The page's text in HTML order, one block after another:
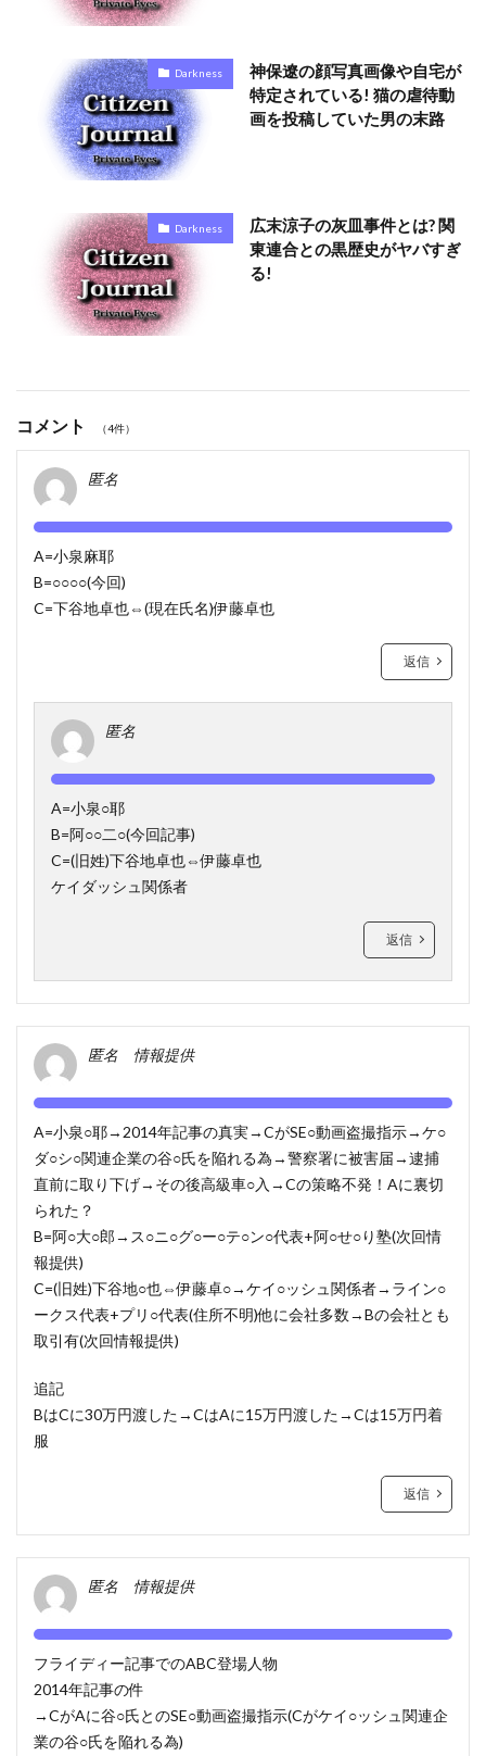
Darkness
神保遼の顔写真画像や自宅が
特定されている! 猫の虐待動
画を投稿していた男の末路
Darkness
広末涼子の灰皿事件とは? 関
東連合との黒歴史がヤバすぎ
る!
コメント （4件）
匿名
A=小泉麻耶
B=○○○○(今回)
C=下谷地卓也⇔(現在氏名)伊藤卓也
返信
匿名
A=小泉○耶
B=阿○○二○(今回記事)
C=(旧姓)下谷地卓也⇔伊藤卓也
ケイダッシュ関係者
返信
匿名 情報提供
A=小泉○耶→2014年記事の真実→CがSE○動画盗撮指示→ケ○
ダ○シ○関連企業の谷○氏を陥れる為→警察署に被害届→逮捕
直前に取り下げ→その後高級車○入→Cの策略不発！Aに裏切
られた？
B=阿○大○郎→ス○ニ○グ○ー○テ○ン○代表+阿○せ○り塾(次回情
報提供)
C=(旧姓)下谷地○也⇔伊藤卓○→ケイ○ッシュ関係者→ライン○
ークス代表+プリ○代表(住所不明)他に会社多数→Bの会社とも
取引有(次回情報提供)
追記
BはCに30万円渡した→CはAに15万円渡した→Cは15万円着
服
返信
匿名 情報提供
フライディー記事でのABC登場人物
2014年記事の件
→CがAに谷○氏とのSE○動画盗撮指示(Cがケイ○ッシュ関連企
業の谷○氏を陥れる為)